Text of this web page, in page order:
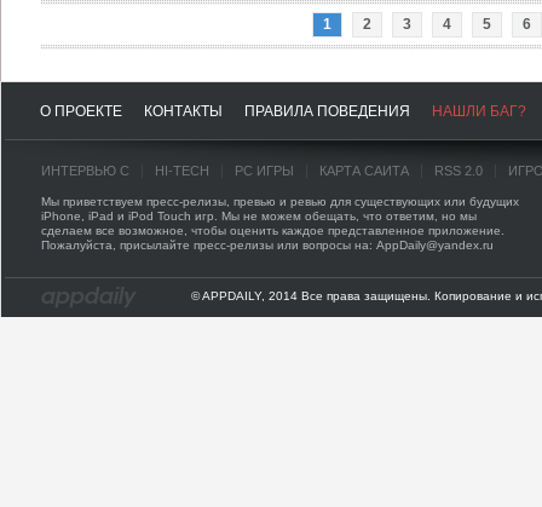
1 2 3 4 5 6
О ПРОЕКТЕ КОНТАКТЫ ПРАВИЛА ПОВЕДЕНИЯ НАШЛИ БАГ?
ИНТЕРВЬЮ С HI-TECH PC ИГРЫ КАРТА САЙТА RSS 2.0
Мы приветствуем пресс-релизы, превью и ревью для существующих или будущих
iPhone, iPad и iPod Touch игр. Мы не можем обещать, что ответим, но мы
сделаем все возможное, чтобы оценить каждое представленное приложение.
Пожалуйста, присылайте пресс-релизы или вопросы на: AppDaily@yandex.ru
© APPDAILY, 2014 Все права защищены. Копирование и